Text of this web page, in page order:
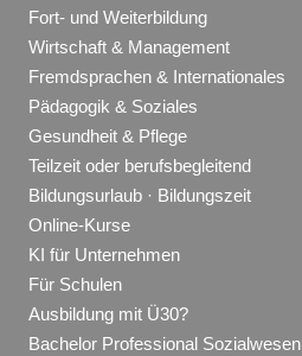
Fort- und Weiterbildung
Wirtschaft & Management
Fremdsprachen & Internationales
Pädagogik & Soziales
Gesundheit & Pflege
Teilzeit oder berufsbegleitend
Bildungsurlaub · Bildungszeit
Online-Kurse
KI für Unternehmen
Für Schulen
Ausbildung mit Ü30?
Bachelor Professional Sozialwesen